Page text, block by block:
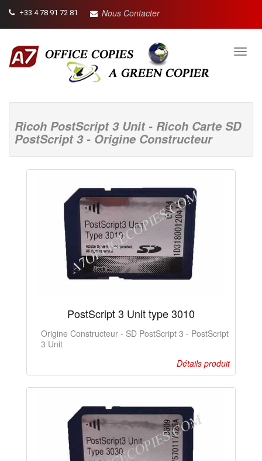
+33 4 78 91 72 81 Nous Contacter
Ricoh PostScript 3 Unit - Ricoh Carte SD
PostScript 3 - Origine Constructeur
PostScript 3 Unit type 3010
Origine Constructeur - SD PostScript 3 - PostScript
3 Unit
Détails produit